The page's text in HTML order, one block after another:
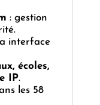
: gestion
interface
écoles,
IP.
les 58